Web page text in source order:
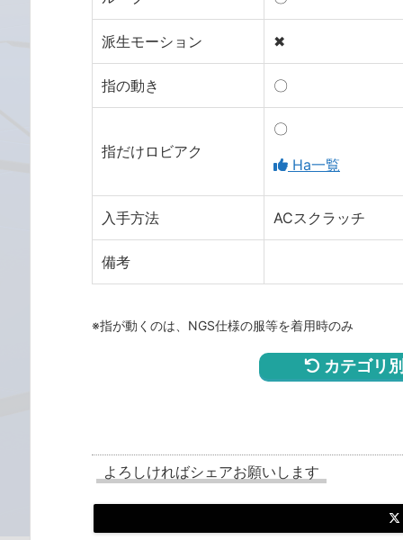
派生モーション ✖
指の動き 〇
指だけロビアク
〇
Ha一覧
入手方法 ACスクラッチ
備考
※指が動くのは、NGS仕様の服等を着用時のみ
カテゴリ
よろしければシェアお願いします